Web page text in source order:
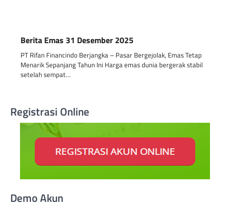
Berita Emas 31 Desember 2025
PT Rifan Financindo Berjangka – Pasar Bergejolak, Emas Tetap
Menarik Sepanjang Tahun Ini Harga emas dunia bergerak stabil
setelah sempat…
Registrasi Online
Demo Akun